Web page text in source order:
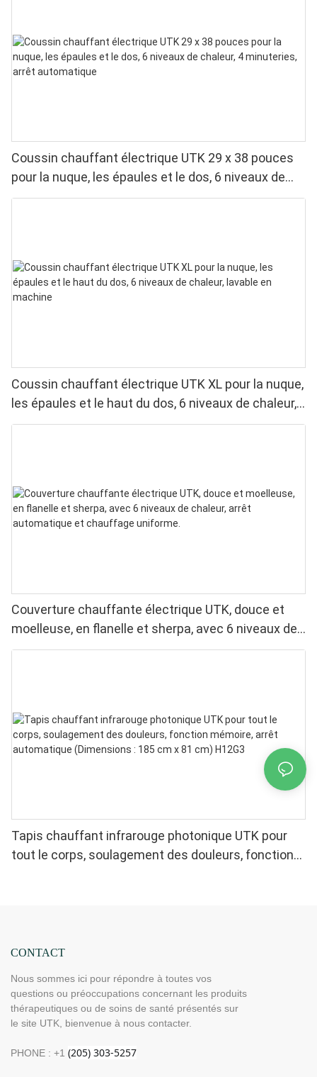
Coussin chauffant électrique UTK 29 x 38 pouces
pour la nuque, les épaules et le dos, 6 niveaux de
chaleur, 4 minuteries, arrêt automatique
Coussin chauffant électrique UTK XL pour la nuque,
les épaules et le haut du dos, 6 niveaux de chaleur,
lavable en machine
Couverture chauffante électrique UTK, douce et
moelleuse, en flanelle et sherpa, avec 6 niveaux de
chaleur, arrêt automatique et chauffage uniforme.
Tapis chauffant infrarouge photonique UTK pour
tout le corps, soulagement des douleurs, fonction
CONTACT
Nous sommes ici pour répondre à toutes vos
questions ou préoccupations concernant les produits
thérapeutiques ou de soins de santé présentés sur
le site UTK, bienvenue à nous contacter.
PHONE : +1